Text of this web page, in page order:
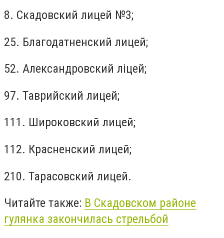
8. Скадовский лицей №3;
25. Благодатненский лицей;
52. Александровский ліцей;
97. Таврийский лицей;
111. Широковский лицей;
112. Красненский лицей;
210. Тарасовский лицей.
Читайте также: В Скадовском районе
гулянка закончилась стрельбой